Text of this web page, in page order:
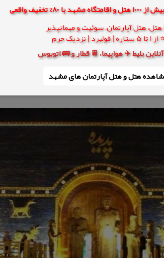
با 80% تخفیف واقعی
هتل آپارتمان، سوئیت و مهمانپذیر
5 ستاره | فولبرد | نزدیک حرم
بلیط ✈️ هواپیما، 🚆 قطار و 🚌 اتوبوس
هتل و هتل‌ آپارتمان های مشهد